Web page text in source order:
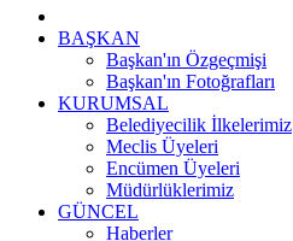
BAŞKAN
Başkan'ın Özgeçmişi
Başkan'ın Fotoğrafları
KURUMSAL
Belediyecilik İlkelerimiz
Meclis Üyeleri
Encümen Üyeleri
Müdürlüklerimiz
GÜNCEL
Haberler